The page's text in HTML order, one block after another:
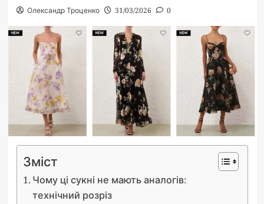
Олександр Троценко 31/03/2026 0
Зміст
Чому ці сукні не мають аналогів:
технічний розріз